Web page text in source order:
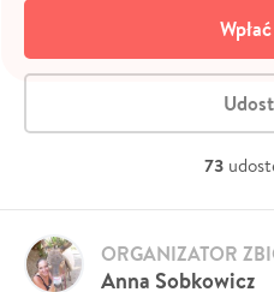
73
Anna Sobkowicz
ORGANIZATOR